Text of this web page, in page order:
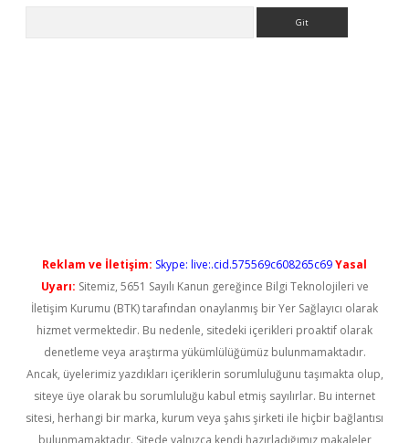
Reklam ve İletişim: Skype: live:.cid.575569c608265c69Yasal
Uyarı: Sitemiz, 5651 Sayılı Kanun gereğince Bilgi Teknolojileri ve
İletişim Kurumu (BTK) tarafından onaylanmış bir Yer Sağlayıcı olarak
hizmet vermektedir. Bu nedenle, sitedeki içerikleri proaktif olarak
denetleme veya araştırma yükümlülüğümüz bulunmamaktadır.
Ancak, üyelerimiz yazdıkları içeriklerin sorumluluğunu taşımakta olup,
siteye üye olarak bu sorumluluğu kabul etmiş sayılırlar. Bu internet
sitesi, herhangi bir marka, kurum veya şahıs şirketi ile hiçbir bağlantısı
bulunmamaktadır. Sitede yalnızca kendi hazırladığımız makaleler